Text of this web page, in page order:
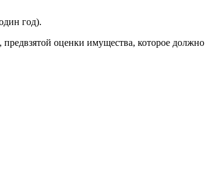
год).
оценки имущества, которое должно